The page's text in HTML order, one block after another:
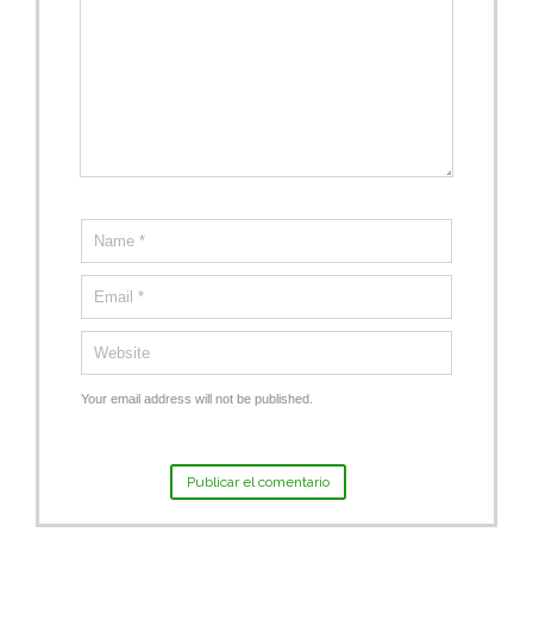
Your email address will not be published.